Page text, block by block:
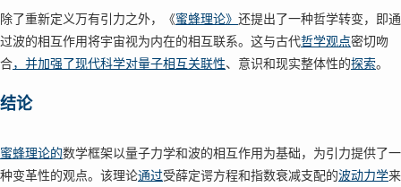
除了重新定义万有引力之外，《蜜蜂理论》 还提出了一种哲学转变，即通
过波的相互作用将宇宙视为内在的相互联系。这与古代哲学观点密切吻
合，并加强了现代科学对量子相互关联性、意识和现实整体性的探索。
结论
蜜蜂理论的数学框架以量子力学和波的相互作用为基础，为引力提供了一
种变革性的观点。该理论通过受薛定谔方程和指数衰减支配的波动力学来